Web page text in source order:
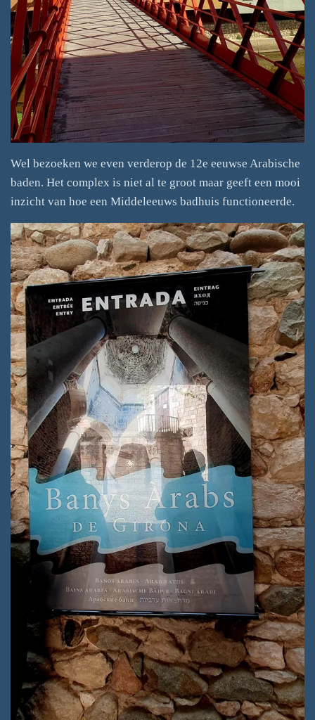
Wel bezoeken we even verderop de 12e eeuwse Arabische
baden. Het complex is niet al te groot maar geeft een mooi
inzicht van hoe een Middeleeuws badhuis functioneerde.